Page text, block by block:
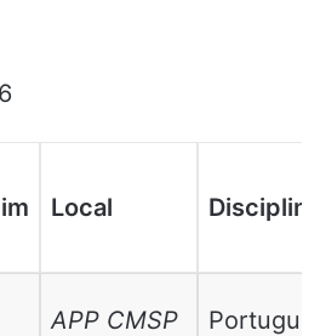
Local Disciplina
APP CMSP